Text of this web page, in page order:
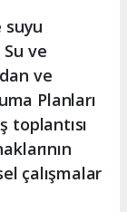
suyu
ve
ve
Planları
toplantısı
çalışmalar